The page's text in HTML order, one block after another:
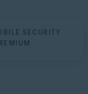
SECURITY